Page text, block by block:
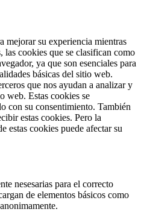
mejorar su experiencia mientras
las cookies que se clasifican como
ya que son esenciales para
básicas del sitio web.
que nos ayudan a analizar y
web. Estas cookies se
con su consentimiento. También
estas cookies. Pero la
estas cookies puede afectar su
nesesarias para el correcto
de elementos básicos como